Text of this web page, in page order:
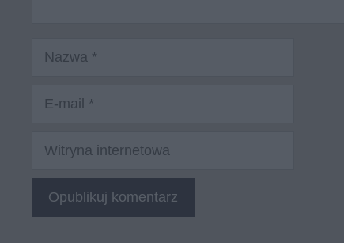
Nazwa
Witryna